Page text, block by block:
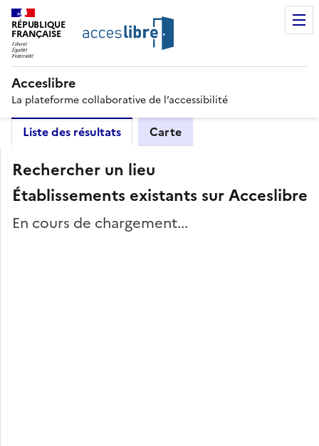
RÉPUBLIQUE
FRANÇAISE
Acceslibre
La plateforme collaborative de l’accessibilité
Liste des résultats Carte
Rechercher un lieu
Établissements existants sur Acceslibre
En cours de chargement...